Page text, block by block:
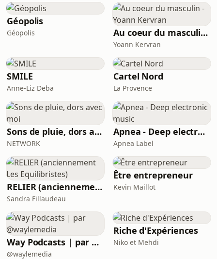
optimale, utilisez un casque !
Géopolis
Géopolis Au coeur du masculin - Yoann Kervran
Yoann Kervran
SMILE
Anne-Liz Deba
Cartel Nord
La Provence
Sons de pluie, dors avec moi
NETWORK
Apnea - Deep electronic music
Apnea Label
RELIER (anciennement Les Equilibristes)
Sandra Fillaudeau
Être entrepreneur
Kevin Maillot
Way Podcasts | par @waylemedia
@waylemedia
Riche d'Expériences
Niko et Mehdi